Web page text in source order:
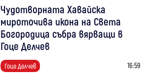
Чудотворната Хавайска
мироточива икона на Света
Богородица събра вярващи в
Гоце Делчев
Гоце Делчев 16:59